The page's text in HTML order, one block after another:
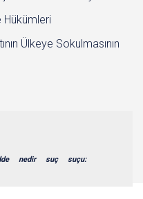
Hükümleri
Ülkeye Sokulmasının
nedir suç suçu: